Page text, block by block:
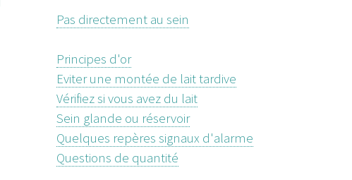
Pas directement au sein
Principes d'or
Eviter une montée de lait tardive
Vérifiez si vous avez du lait
Sein glande ou réservoir
Quelques repères signaux d'alarme
Questions de quantité